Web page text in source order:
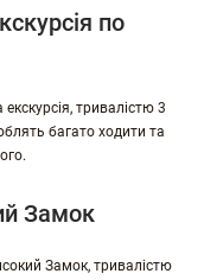
по
тривалістю 3
багато ходити та
Замок
Замок, тривалістю